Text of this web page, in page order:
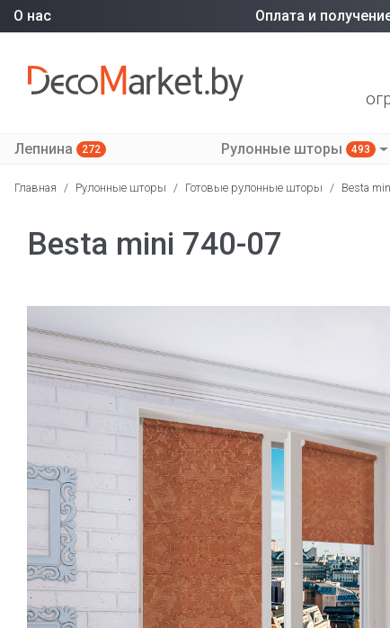
О нас Оплата и
Лепнина 272 Рулонные шторы 493
Главная / Рулонные шторы / Готовые рулонные шторы / Besta
Besta mini 740-07